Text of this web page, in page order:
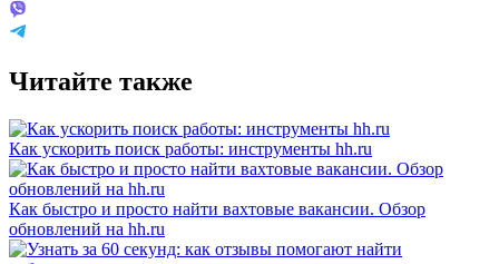
Читайте также
Как ускорить поиск работы: инструменты hh.ru
Как быстро и просто найти вахтовые вакансии. Обзор
обновлений на hh.ru